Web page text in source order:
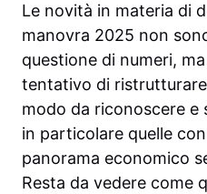
Le novità in materia di
manovra 2025 non
questione di numeri,
tentativo di
modo da riconoscere e
in particolare quelle
panorama economico
Resta da vedere come